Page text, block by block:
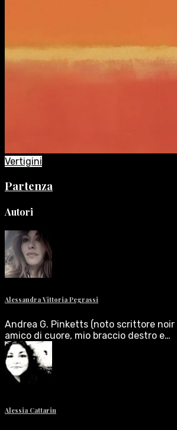
Vertigini
Partenza
Autori
Alessandra Vittoria Pegrassi
Andrea G. Pinketts (noto scrittore noir
amico di cuore, mio braccio destro e…
Alessia Cattarin